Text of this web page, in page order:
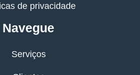
de privacidade
Navegue
Serviços